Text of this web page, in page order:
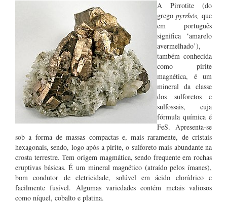
A Pirrotite (do
grego pyrrhós, que
em português
significa ‘amarelo
avermelhado’),
também conhecida
como pirite
magnética, é um
mineral da classe
dos sulforetos e
sulfossais, cuja
fórmula química é
FeS. Apresenta-se
sob a forma de massas compactas e, mais raramente, de cristais
hexagonais, sendo, logo após a pirite, o sulforeto mais abundante na
crosta terrestre. Tem origem magmática, sendo frequente em rochas
eruptivas básicas. É um mineral magnético (atraído pelos ímanes),
bom condutor de eletricidade, solúvel em ácido clorídrico e
facilmente fusível. Algumas variedades contém metais valiosos
como níquel, cobalto e platina.